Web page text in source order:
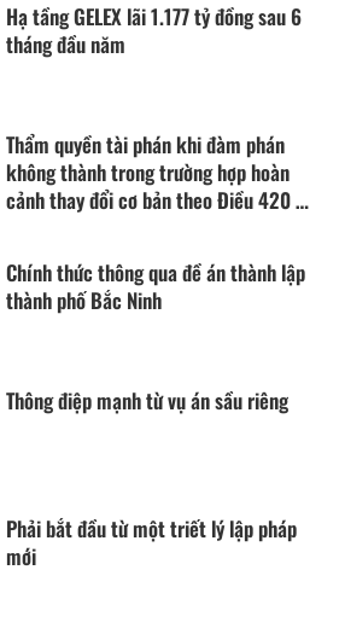
Hạ tầng GELEX lãi 1.177 tỷ đồng sau 6
tháng đầu năm
Thẩm quyền tài phán khi đàm phán
không thành trong trường hợp hoàn
cảnh thay đổi cơ bản theo Điều 420 Bộ
Chính thức thông qua đề án thành lập
thành phố Bắc Ninh
Thông điệp mạnh từ vụ án sầu riêng
Phải bắt đầu từ một triết lý lập pháp
mới